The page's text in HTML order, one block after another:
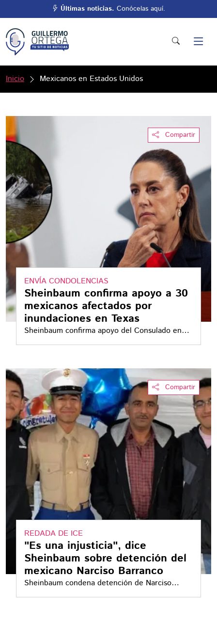
Últimas noticias. Conócelas aquí.
Inicio Mexicanos en Estados Unidos
Compartir
ENVÍA CONDOLENCIAS
Sheinbaum confirma apoyo a 30
mexicanos afectados por
inundaciones en Texas
Sheinbaum confirma apoyo del Consulado en
San Antonio a 30 mexicanos afectados por
a México
Compartir
REDADA DE ICE
"Es una injusticia", dice
Sheinbaum sobre detención del
mexicano Narciso Barranco
Sheinbaum condena detención de Narciso
Barranco en EE.UU. y afirma que México